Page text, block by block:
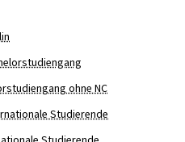
ohne NC
Studierende